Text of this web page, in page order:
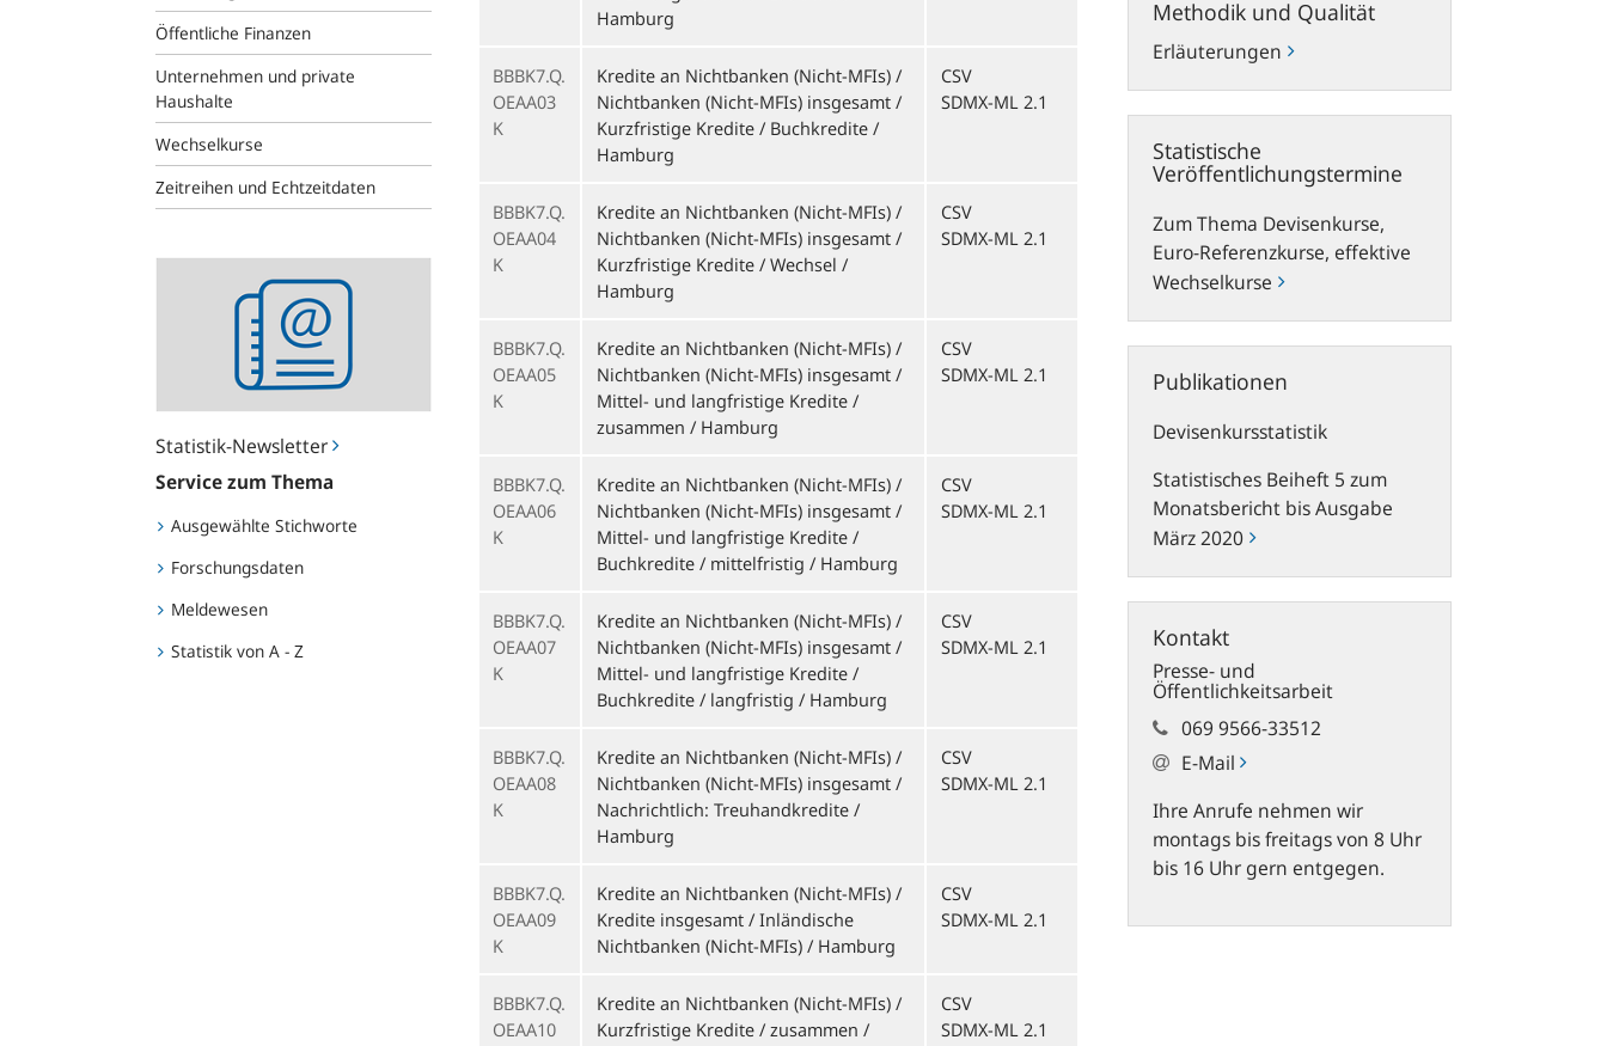
Öffentliche Finanzen
Unternehmen und private
Haushalte
Wechselkurse
Zeitreihen und Echtzeitdaten
Statistik-Newsletter
Newsletter
Service zum Thema
Ausgewählte Stichworte
Forschungsdaten
Meldewesen
Statistik von A - Z
Hamburg
BBBK7.Q.
OEAA03
K
Kredite an Nichtbanken (Nicht-MFIs) /
Nichtbanken (Nicht-MFIs) insgesamt /
Kurzfristige Kredite / Buchkredite /
Hamburg
CSV
SDMX-ML 2.1
BBBK7.Q.
OEAA04
K
Kredite an Nichtbanken (Nicht-MFIs) /
Nichtbanken (Nicht-MFIs) insgesamt /
Kurzfristige Kredite / Wechsel /
Hamburg
CSV
SDMX-ML 2.1
BBBK7.Q.
OEAA05
K
Kredite an Nichtbanken (Nicht-MFIs) /
Nichtbanken (Nicht-MFIs) insgesamt /
Mittel- und langfristige Kredite /
zusammen / Hamburg
CSV
SDMX-ML 2.1
BBBK7.Q.
OEAA06
K
Kredite an Nichtbanken (Nicht-MFIs) /
Nichtbanken (Nicht-MFIs) insgesamt /
Mittel- und langfristige Kredite /
Buchkredite / mittelfristig / Hamburg
CSV
SDMX-ML 2.1
BBBK7.Q.
OEAA07
K
Kredite an Nichtbanken (Nicht-MFIs) /
Nichtbanken (Nicht-MFIs) insgesamt /
Mittel- und langfristige Kredite /
Buchkredite / langfristig / Hamburg
CSV
SDMX-ML 2.1
BBBK7.Q.
OEAA08
K
Kredite an Nichtbanken (Nicht-MFIs) /
Nichtbanken (Nicht-MFIs) insgesamt /
Nachrichtlich: Treuhandkredite /
Hamburg
CSV
SDMX-ML 2.1
BBBK7.Q.
OEAA09
K
Kredite an Nichtbanken (Nicht-MFIs) /
Kredite insgesamt / Inländische
Nichtbanken (Nicht-MFIs) / Hamburg
CSV
SDMX-ML 2.1
BBBK7.Q.
OEAA10
Kredite an Nichtbanken (Nicht-MFIs) /
Kurzfristige Kredite / zusammen /
CSV
SDMX-ML 2.1
Methodik und Qualität
Erläuterungen
und
Qualität
Statistische
Veröffentlichungstermine
Zum Thema Devisenkurse,
Euro-Referenzkurse, effektive
Wechselkurse
Veröffentlichungstermine
Publikationen
Devisenkursstatistik
Statistisches Beiheft 5 zum
Monatsbericht bis Ausgabe
März 2020
Kontakt
Presse- und
Öffentlichkeitsarbeit
069 9566-33512
E-Mail
Ihre Anrufe nehmen wir
montags bis freitags von 8 Uhr
bis 16 Uhr gern entgegen.